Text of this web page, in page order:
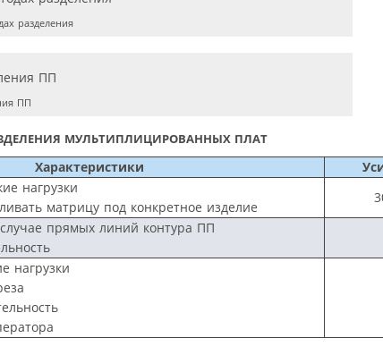
разделения
ПП
МУЛЬТИПЛИЦИРОВАННЫХ ПЛАТ
Характеристики
нагрузки
матрицу под конкретное изделие
прямых линий контура ПП
нагрузки